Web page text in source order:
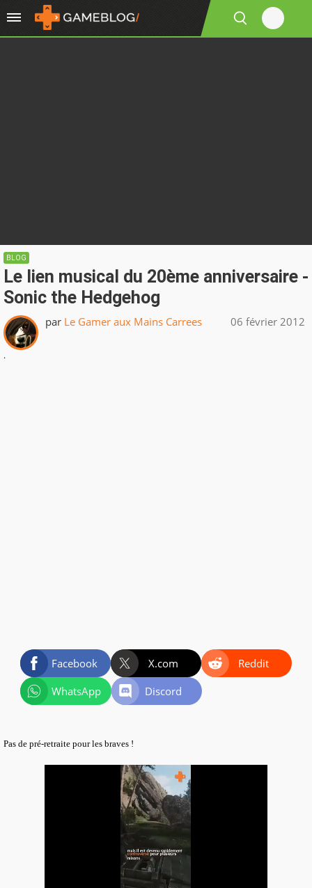
BLOG
Le lien musical du 20ème anniversaire -
Sonic the Hedgehog
par Le Gamer aux Mains Carrees 06 février 2012
.
Facebook X.com
Reddit
WhatsApp
Discord
Pas de pré-retraite pour les braves !